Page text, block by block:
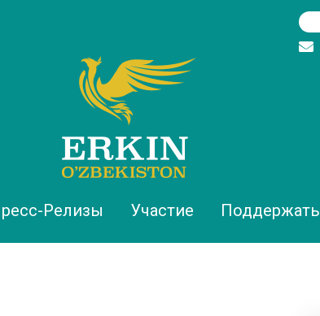
Релизы Участие Поддержать